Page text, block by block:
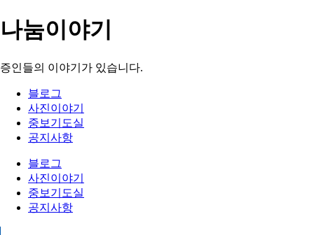
나눔이야기
증인들의 이야기가 있습니다.
블로그
사진이야기
중보기도실
공지사항
블로그
사진이야기
중보기도실
공지사항